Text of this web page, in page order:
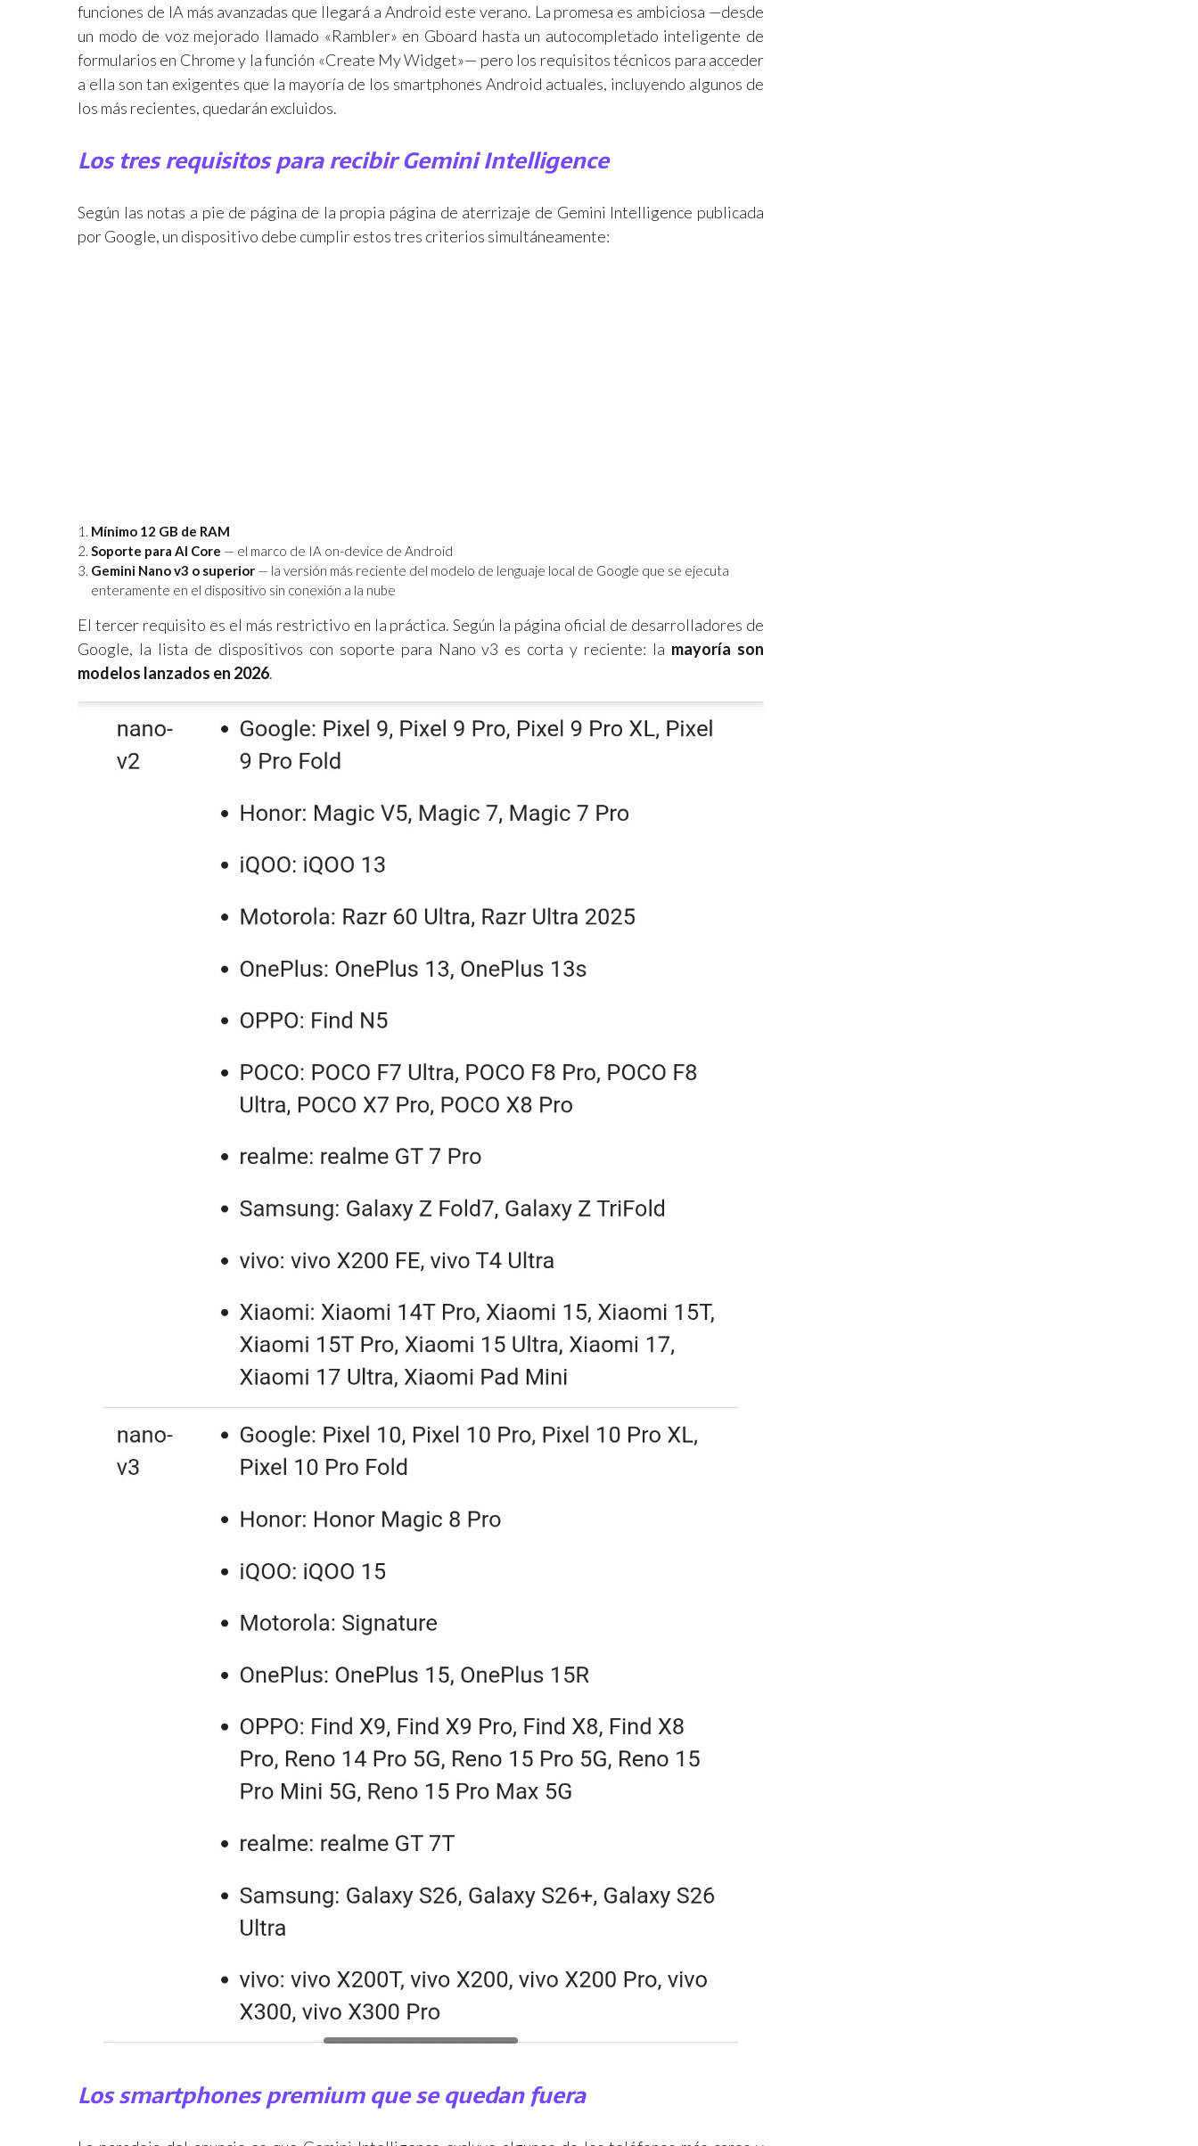
funciones de IA más avanzadas que llegará a Android este verano. La promesa es ambiciosa —desde
un modo de voz mejorado llamado «Rambler» en Gboard hasta un autocompletado inteligente de
formularios en Chrome y la función «Create My Widget»— pero los requisitos técnicos para acceder
a ella son tan exigentes que la mayoría de los smartphones Android actuales, incluyendo algunos de
los más recientes, quedarán excluidos.
Los tres requisitos para recibir Gemini Intelligence
Según las notas a pie de página de la propia página de aterrizaje de Gemini Intelligence publicada
por Google, un dispositivo debe cumplir estos tres criterios simultáneamente:
Mínimo 12 GB de RAM
Soporte para AI Core — el marco de IA on-device de Android
Gemini Nano v3 o superior — la versión más reciente del modelo de lenguaje local de Google que se ejecuta
enteramente en el dispositivo sin conexión a la nube
El tercer requisito es el más restrictivo en la práctica. Según la página oficial de desarrolladores de
Google, la lista de dispositivos con soporte para Nano v3 es corta y reciente: la mayoría son
modelos lanzados en 2026.
Los smartphones premium que se quedan fuera